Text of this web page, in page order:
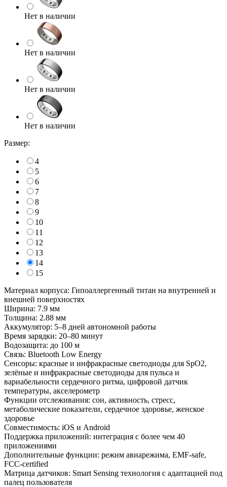
Нет в наличии
Нет в наличии
Нет в наличии
Нет в наличии
Размер:
4
5
6
7
8
9
10
11
12
13
14
15
Материал корпуса: Гипоаллергенный титан на внутренней и
внешней поверхностях
Ширина: 7.9 мм
Толщина: 2.88 мм
Аккумулятор: 5–8 дней автономной работы
Время зарядки: 20–80 минут
Водозащита: до 100 м
Связь: Bluetooth Low Energy
Сенсоры: красные и инфракрасные светодиоды для SpO2,
зелёные и инфракрасные светодиоды для пульса и
вариабельности сердечного ритма, цифровой датчик
температуры, акселерометр
Функции отслеживания: сон, активность, стресс,
метаболические показатели, сердечное здоровье, женское
здоровье
Совместимость: iOS и Android
Поддержка приложений: интеграция с более чем 40
приложениями
Дополнительные функции: режим авиарежима, EMF-safe,
FCC-certified
Матрица датчиков: Smart Sensing технология с адаптацией под
палец пользователя